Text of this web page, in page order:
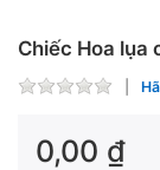
Chiếc Hoa lụa
0,00 ₫